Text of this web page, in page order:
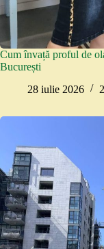
Cum învață proful de
București
28 iulie 2026